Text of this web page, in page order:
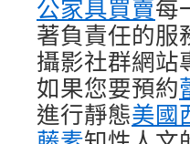
公家具買賣每
著負責任的服
攝影社群網站
如果您要預約
進行靜態美國